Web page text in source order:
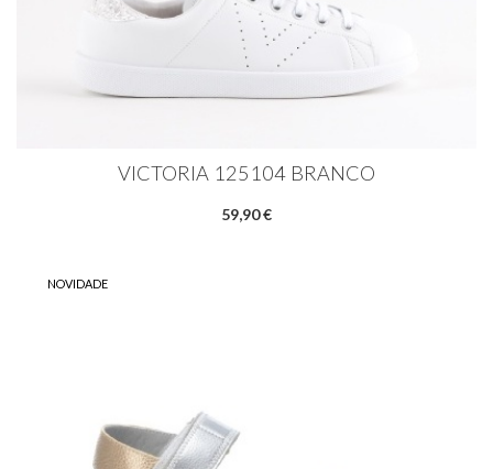
VICTORIA 125104 BRANCO
59,90 €
NOVIDADE